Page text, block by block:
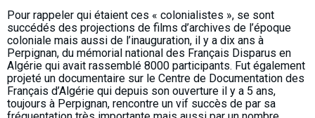
Pour rappeler qui étaient ces « colonialistes », se sont
succédés des projections de films d’archives de l’époque
coloniale mais aussi de l’inauguration, il y a dix ans à
Perpignan, du mémorial national des Français Disparus en
Algérie qui avait rassemblé 8000 participants. Fut également
projeté un documentaire sur le Centre de Documentation des
Français d’Algérie qui depuis son ouverture il y a 5 ans,
toujours à Perpignan, rencontre un vif succès de par sa